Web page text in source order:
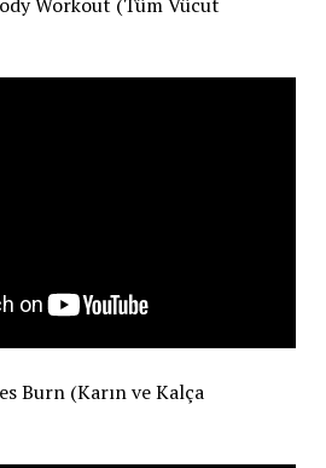
Burn (Karın ve Kalça